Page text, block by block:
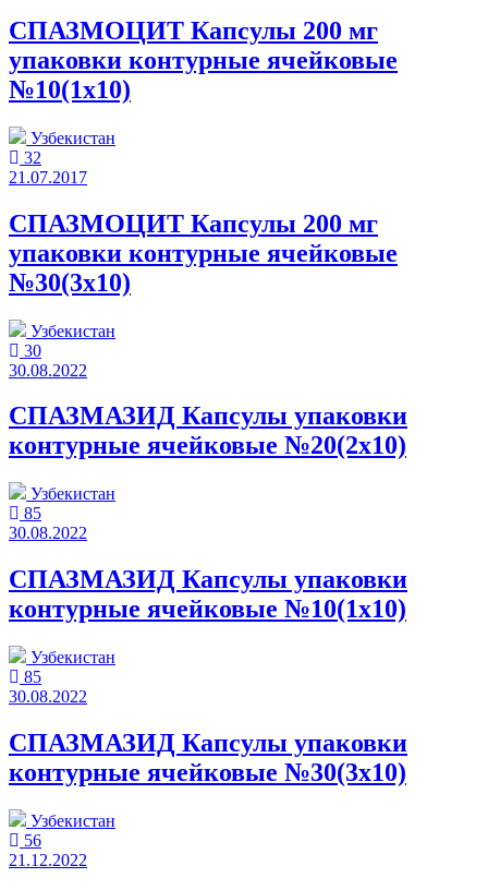
СПАЗМОЦИТ Капсулы 200 мг
упаковки контурные ячейковые
№10(1x10)
Узбекистан
32
21.07.2017
СПАЗМОЦИТ Капсулы 200 мг
упаковки контурные ячейковые
№30(3x10)
Узбекистан
30
30.08.2022
СПАЗМАЗИД Капсулы упаковки
контурные ячейковые №20(2x10)
Узбекистан
85
30.08.2022
СПАЗМАЗИД Капсулы упаковки
контурные ячейковые №10(1x10)
Узбекистан
85
30.08.2022
СПАЗМАЗИД Капсулы упаковки
контурные ячейковые №30(3x10)
Узбекистан
56
21.12.2022